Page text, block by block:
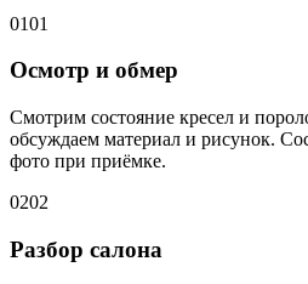
0101
Осмотр и обмер
Смотрим состояние кресел и
обсуждаем материал и рисунок.
фото при приёмке.
0202
Разбор салона